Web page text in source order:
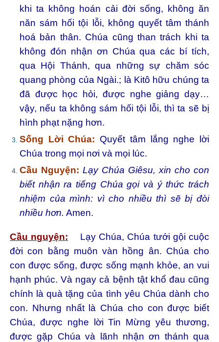
khi ta không hoán cải đời sống, không ăn
năn sám hối tội lỗi, không quyết tâm thánh
hoá bản thân. Chúa cũng than trách khi ta
không đón nhận ơn Chúa qua các bí tích,
qua Hội Thánh, qua những sự chăm sóc
quang phòng của Ngài.; là Kitô hữu chúng ta
đã được học hỏi, được nghe giảng dạy…
vậy, nếu ta không sám hối tội lỗi, thì ta sẽ bị
hình phạt nặng hơn.
Sống Lời Chúa: Quyết tâm lắng nghe lời
Chúa trong mọi nơi và mọi lúc.
Cầu Nguyện: Lạy Chúa Giêsu, xin cho con
biết nhận ra tiếng Chúa gọi và ý thức trách
nhiệm của mình: vì cho nhiều thì sẽ bị đòi
nhiều hơn. Amen.
Cầu nguyện: Lạy Chúa, Chúa tưới gội cuộc
đời con bằng muôn vàn hồng ân. Chúa cho
con được sống, được sống mạnh khỏe, an vui
hạnh phúc. Và ngay cả bệnh tật khổ đau cũng
chính là quà tặng của tình yêu Chúa dành cho
con. Nhưng nhất là Chúa cho con được biết
Chúa, được nghe lời Tin Mừng yêu thương,
được gặp Chúa và lãnh nhận ơn thánh qua